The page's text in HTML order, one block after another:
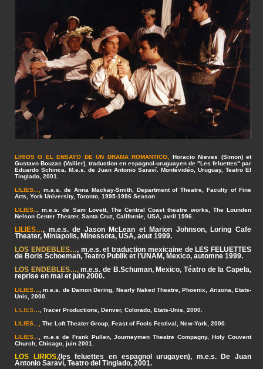
LIRIOS O EL ENSAYO DE UN DRAMA ROMANTICO
Horacio Nieves (Simon) et
Gustavo Bouzas (Vallier), traduction en espagnol-uruguayen de "Les feluettes" par
Eduardo Schinca. M.e.s. de Juan Antonio Saraví. Montévidéo, Uruguay, Teatro El
Tinglado, 2001.
LILIES...
m.e.s. de Anna Mackay-Smith, Department of Theatre, Faculty of Fine
Arts, York University, Toronto, 1995-1996 Season
LILIES..
m.e.s. de Sam Lovett, The Central Coast theatre works, The Lounden
Nelson Center Theater, Santa Cruz, Californie, USA, avril 1996.
LILIES…, m.e.s. de Jason McLean et Marion Johnson, Loring Cafe
Theater, Miniapolis, Minessota, USA, aout 1999.
LOS ENDEBLES…, m.e.s. et traduction mexicaine de LES FELUETTES
de Boris Schoeman, Teatro Publik et l’UNAM, Mexico, automne 1999.
LOS ENDEBLES…,m.e.s. de B.Schuman, Mexico, Téatro de la Capela,
reprise en mai et juin 2000.
LILIES…
, m.e.s. de Damon Dering, Nearly Naked Theatre, Phoenix, Arizona, Etats-
Unis, 2000.
LILIES , Tracer Productions, Denver, Colorado, Etats-Unis, 2000.
LILIES..., The Loft Theater Group, Feast of Fools Festival, New-York, 2000.
LILIES...
, m.e.s de Frank Pullen, Journeymen Theatre Compagny, Holy Couvent
Church, Chicago, juin 2001.
LOS LIRIOS,(les feluettes en espagnol urugayen), m.e.s. De Juan
Antonio Saraví, Teatro del Tinglado, 2001.